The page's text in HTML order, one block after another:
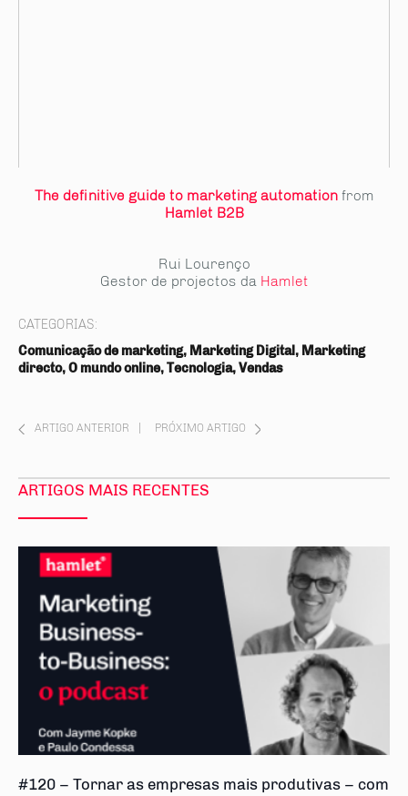
The definitive guide to marketing automation from
Hamlet B2B
Rui Lourenço
Gestor de projectos da Hamlet
CATEGORIAS:
Comunicação de marketing, Marketing Digital, Marketing
directo, O mundo online, Tecnologia, Vendas
ARTIGO ANTERIOR PRÓXIMO ARTIGO
ARTIGOS MAIS RECENTES
#120 – Tornar as empresas mais produtivas – com